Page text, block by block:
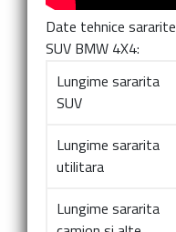
Date tehnice sararite
SUV BMW 4X4:
Lungime sararita
SUV
Lungime sararita
utilitara
Lungime sararita